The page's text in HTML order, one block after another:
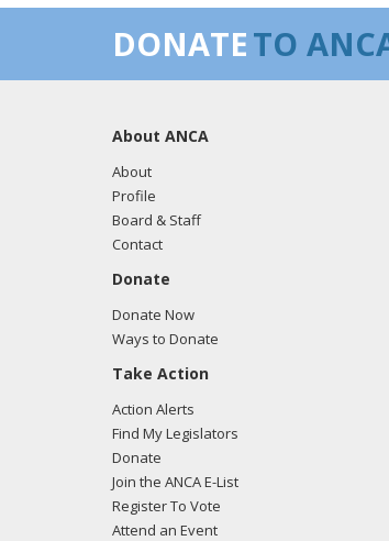
DONATETO
About ANCA
About
Profile
Board & Staff
Contact
Donate
Donate Now
Ways to Donate
Take Action
Action Alerts
Find My Legislators
Donate
Join the ANCA E-List
Register To Vote
Attend an Event